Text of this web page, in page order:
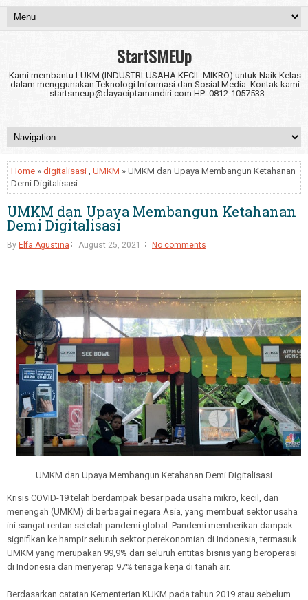
StartSMEUp
Kami membantu I-UKM (INDUSTRI-USAHA KECIL MIKRO) untuk Naik Kelas
dalam menggunakan Teknologi Informasi dan Sosial Media. Kontak kami
: startsmeup@dayaciptamandiri.com HP: 0812-1057533
Home » digitalisasi , UMKM » UMKM dan Upaya Membangun Ketahanan
Demi Digitalisasi
UMKM dan Upaya Membangun Ketahanan
Demi Digitalisasi
By Elfa Agustina August 25, 2021 No comments
UMKM dan Upaya Membangun Ketahanan Demi Digitalisasi
Krisis COVID-19 telah berdampak besar pada usaha mikro, kecil, dan
menengah (UMKM) di berbagai negara Asia, yang membuat sektor usaha
ini sangat rentan setelah pandemi global. Pandemi memberikan dampak
signifikan ke hampir seluruh sektor perekonomian di Indonesia, termasuk
UMKM yang merupakan 99,9% dari seluruh entitas bisnis yang beroperasi
di Indonesia dan menyerap 97% tenaga kerja di tanah air.
Berdasarkan catatan Kementerian KUKM pada tahun 2019 atau sebelum